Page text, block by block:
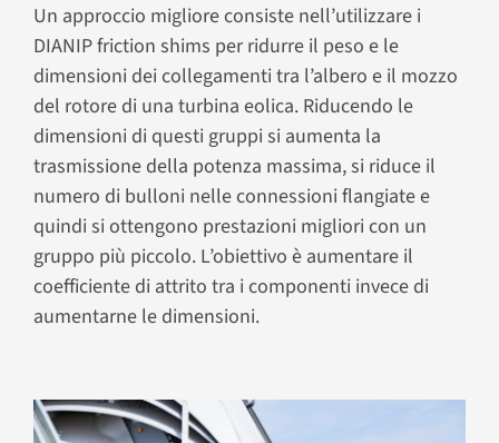
Un approccio migliore consiste nell’utilizzare i
DIANIP friction shims per ridurre il peso e le
dimensioni dei collegamenti tra l’albero e il mozzo
del rotore di una turbina eolica. Riducendo le
dimensioni di questi gruppi si aumenta la
trasmissione della potenza massima, si riduce il
numero di bulloni nelle connessioni flangiate e
quindi si ottengono prestazioni migliori con un
gruppo più piccolo. L’obiettivo è aumentare il
coefficiente di attrito tra i componenti invece di
aumentarne le dimensioni.